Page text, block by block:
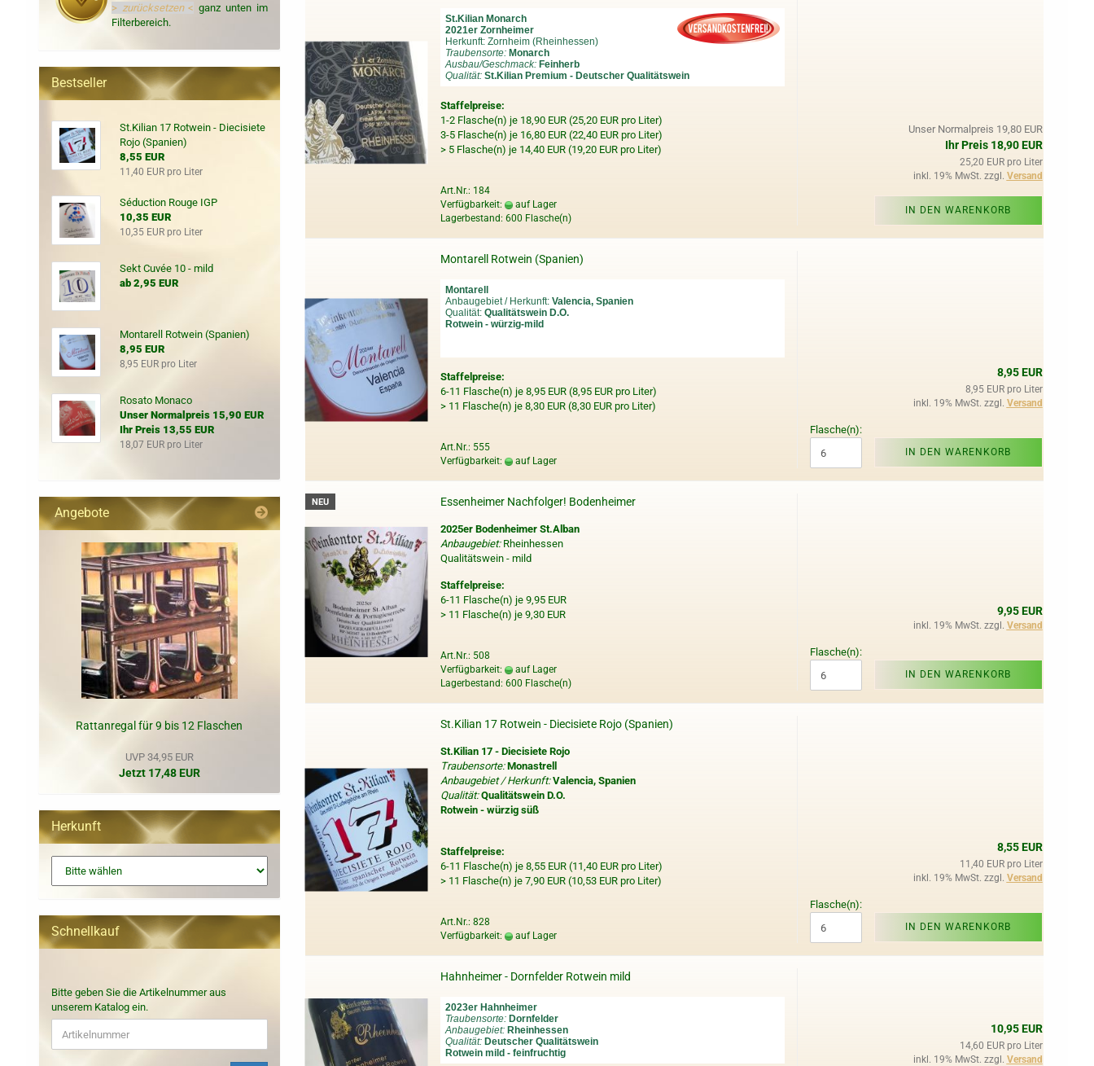
St.Kilian Monarch
2021er Zornheimer
Herkunft: Zornheim (Rheinhessen)
Traubensorte: Monarch
Ausbau/Geschmack: Feinherb
Qualität: St.Kilian Premium - Deutscher Qualitätswein
Staffelpreise:
1-2 Flasche(n) je 18,90 EUR (25,20 EUR pro Liter)
3-5 Flasche(n) je 16,80 EUR (22,40 EUR pro Liter)
> 5 Flasche(n) je 14,40 EUR (19,20 EUR pro Liter)
Art.Nr.: 184
Verfügbarkeit:
auf Lager
Lagerbestand: 600 Flasche(n)
Unser Normalpreis 19,80 EUR
Ihr Preis 18,90 EUR
25,20 EUR pro Liter
inkl. 19% MwSt. zzgl. Versand
IN DEN WARENKORB
Montarell Rotwein (Spanien)
Montarell
Anbaugebiet / Herkunft: Valencia, Spanien
Qualität: Qualitätswein D.O.
Rotwein - würzig-mild
Staffelpreise:
6-11 Flasche(n) je 8,95 EUR (8,95 EUR pro Liter)
> 11 Flasche(n) je 8,30 EUR (8,30 EUR pro Liter)
Art.Nr.: 555
Verfügbarkeit:
auf Lager
8,95 EUR
8,95 EUR pro Liter
inkl. 19% MwSt. zzgl. Versand
Flasche(n):
IN DEN WARENKORB
NEU Essenheimer Nachfolger! Bodenheimer
2025er Bodenheimer St.Alban
Anbaugebiet:Rheinhessen
Qualitätswein - mild
Staffelpreise:
6-11 Flasche(n) je 9,95 EUR
> 11 Flasche(n) je 9,30 EUR
Art.Nr.: 508
Verfügbarkeit:
auf Lager
Lagerbestand: 600 Flasche(n)
9,95 EUR
inkl. 19% MwSt. zzgl. Versand
Flasche(n):
IN DEN WARENKORB
St.Kilian 17 Rotwein - Diecisiete Rojo (Spanien)
St.Kilian 17 - Diecisiete Rojo
Traubensorte: Monastrell
Anbaugebiet / Herkunft: Valencia, Spanien
Qualität: Qualitätswein D.O.
Rotwein - würzig süß
Staffelpreise:
6-11 Flasche(n) je 8,55 EUR (11,40 EUR pro Liter)
> 11 Flasche(n) je 7,90 EUR (10,53 EUR pro Liter)
Art.Nr.: 828
Verfügbarkeit:
auf Lager
8,55 EUR
11,40 EUR pro Liter
inkl. 19% MwSt. zzgl. Versand
Flasche(n):
IN DEN WARENKORB
Hahnheimer - Dornfelder Rotwein mild
2023er Hahnheimer
Traubensorte: Dornfelder
Anbaugebiet: Rheinhessen
Qualität: Deutscher Qualitätswein
Rotwein mild - feinfruchtig
10,95 EUR
14,60 EUR pro Liter
inkl. 19% MwSt. zzgl. Versand
> zurücksetzen< ganz unten im
Filterbereich.
Bestseller
St.Kilian 17 Rotwein - Diecisiete
Rojo (Spanien)
8,55 EUR
11,40 EUR pro Liter
Séduction Rouge IGP
10,35 EUR
10,35 EUR pro Liter
Sekt Cuvée 10 - mild
ab 2,95 EUR
Montarell Rotwein (Spanien)
8,95 EUR
8,95 EUR pro Liter
Rosato Monaco
Unser Normalpreis 15,90 EUR
Ihr Preis 13,55 EUR
18,07 EUR pro Liter
Angebote
Rattanregal für 9 bis 12 Flaschen
UVP 34,95 EUR
Jetzt 17,48 EUR
Herkunft
Schnellkauf
BITTE
GEBEN
SIE
DIE
ARTIKELNUMMER
Bitte geben Sie die Artikelnummer aus
unserem Katalog ein.